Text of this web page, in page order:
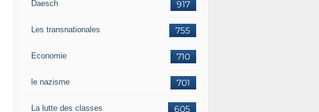
917
Daesch
755
Les transnationales
710
Economie
701
le nazisme
605
La lutte des classes